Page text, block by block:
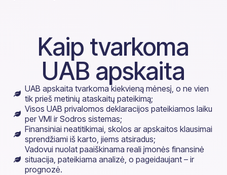
Kaip tvarkoma
UAB apskaita
UAB apskaita tvarkoma kiekvieną mėnesį, o ne vien
tik prieš metinių ataskaitų pateikimą;
Visos UAB privalomos deklaracijos pateikiamos laiku
per VMI ir Sodros sistemas;
Finansiniai neatitikimai, skolos ar apskaitos klausimai
sprendžiami iš karto, jiems atsiradus;
Vadovui nuolat paaiškinama reali įmonės finansinė
situacija, pateikiama analizė, o pageidaujant – ir
prognozė.